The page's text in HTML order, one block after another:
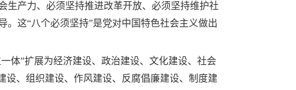
生产力、必须坚持推进改革开放、必须坚持维护社
这“八个必须坚持”是党对中国特色社会主义做出
体”扩展为经济建设、政治建设、文化建设、社会
设、组织建设、作风建设、反腐倡廉建设、制度建